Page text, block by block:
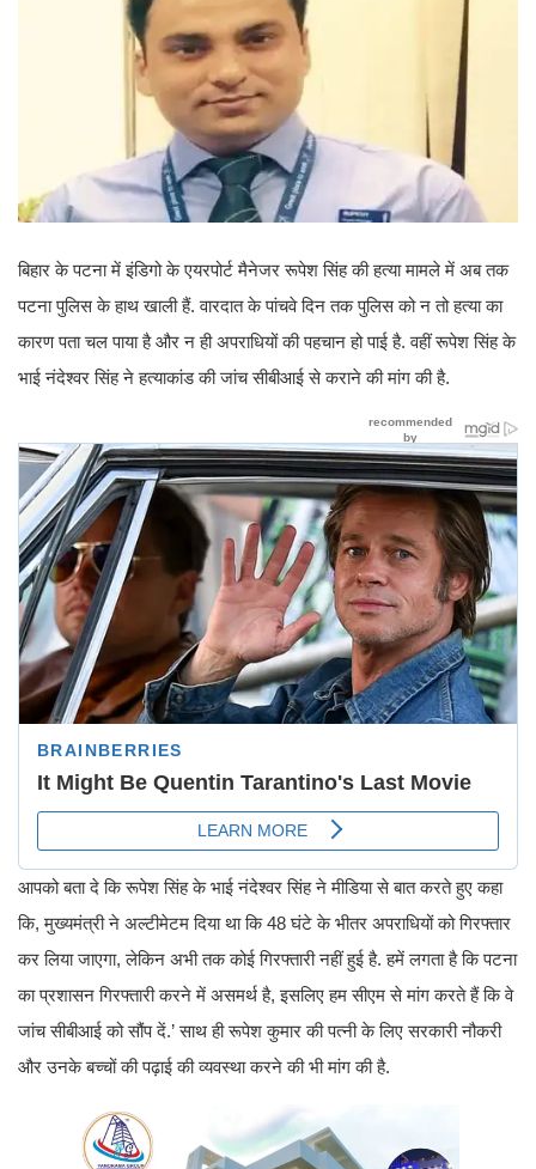
बिहार के पटना में इंडिगो के एयरपोर्ट मैनेजर रूपेश सिंह की हत्या मामले में अब तक
पटना पुलिस के हाथ खाली हैं. वारदात के पांचवे दिन तक पुलिस को न तो हत्‍या का
कारण पता चल पाया है और न ही अपराधियों की पहचान हो पाई है. वहीं रूपेश सिंह के
भाई नंदेश्‍वर सिंह ने हत्‍याकांड की जांच सीबीआई से कराने की मांग की है.
आपको बता दे कि रूपेश सिंह के भाई नंदेश्‍वर सिंह ने मीडिया से बात करते हुए कहा
कि, मुख्यमंत्री ने अल्टीमेटम दिया था कि 48 घंटे के भीतर अपराधियों को गिरफ्तार
कर लिया जाएगा, लेकिन अभी तक कोई गिरफ्तारी नहीं हुई है. हमें लगता है कि पटना
का प्रशासन गिरफ्तारी करने में असमर्थ है, इसलिए हम सीएम से मांग करते हैं कि वे
जांच सीबीआई को सौंप दें.’ साथ ही रूपेश कुमार की पत्नी के लिए सरकारी नौकरी
और उनके बच्चों की पढ़ाई की व्यवस्था करने की भी मांग की है.